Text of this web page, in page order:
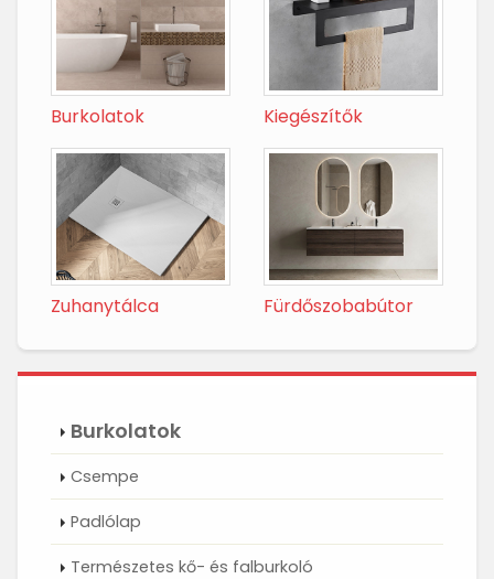
Burkolatok Kiegészítők
Zuhanytálca Fürdőszobabútor
Burkolatok
Csempe
Padlólap
Természetes kő- és falburkoló